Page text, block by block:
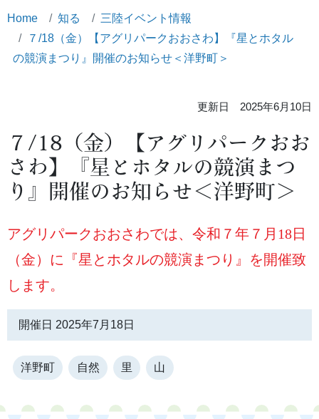
Home 知る
三陸イベント情報
７/18（金）【アグリパークおおさわ】『星とホタル
の競演まつり』開催のお知らせ＜洋野町＞
更新日 2025年6月10日
７/18（金）【アグリパークおお
さわ】『星とホタルの競演まつ
り』開催のお知らせ＜洋野町＞
アグリパークおおさわでは、令和７年７月18日
（金）に『星とホタルの競演まつり』を開催致
します。
開催日 2025年7月18日
洋野町 自然 里 山